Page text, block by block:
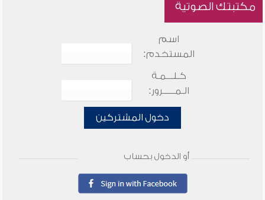
مكتبتك الصوتية
اسم
المستخدم:
كـلـــمـة
الـمـــــرور:
دخول المشتركين
أو الدخول بحساب